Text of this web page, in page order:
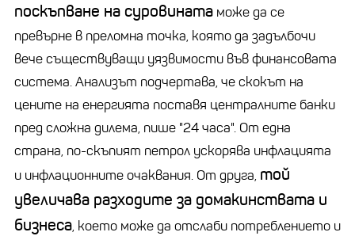
поскъпване на суровината може да се
превърне в преломна точка, която да задълбочи
вече съществуващи уязвимости във финансовата
система. Анализът подчертава, че скокът на
цените на енергията поставя централните банки
пред сложна дилема, пише "24 часа". От една
страна, по-скъпият петрол ускорява инфлацията
и инфлационните очаквания. От друга, той
увеличава разходите за домакинствата и
бизнеса, което може да отслаби потреблението и